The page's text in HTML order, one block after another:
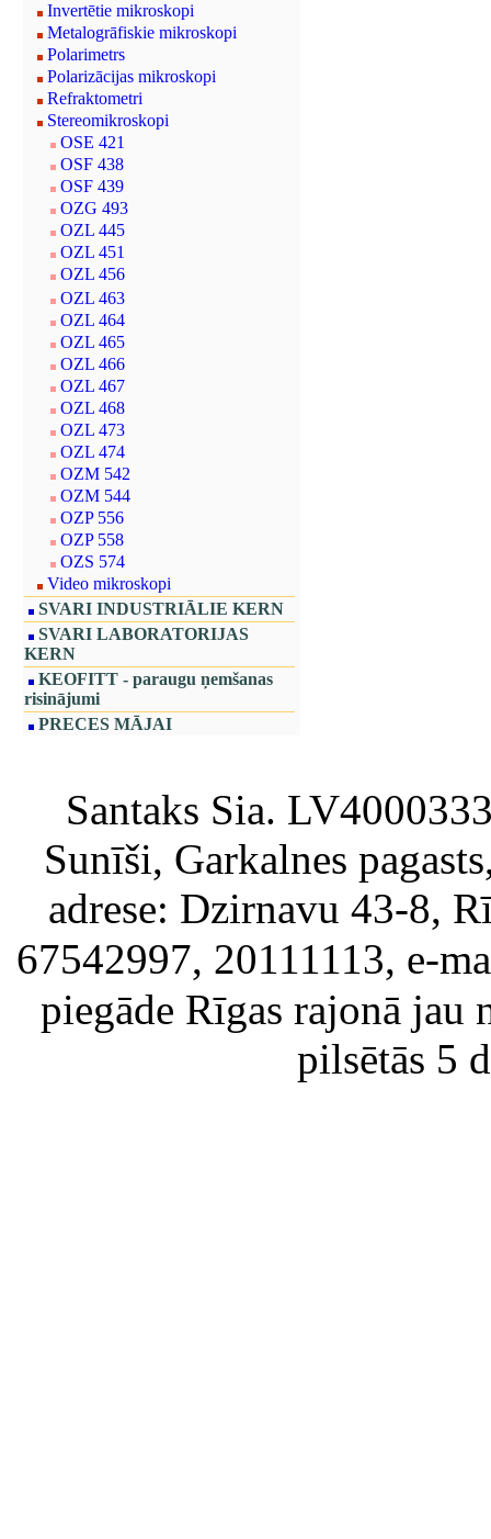
Invertētie mikroskopi
Metalogrāfiskie mikroskopi
Polarimetrs
Polarizācijas mikroskopi
Refraktometri
Stereomikroskopi
OSE 421
OSF 438
OSF 439
OZG 493
OZL 445
OZL 451
OZL 456
OZL 463
OZL 464
OZL 465
OZL 466
OZL 467
OZL 468
OZL 473
OZL 474
OZM 542
OZM 544
OZP 556
OZP 558
OZS 574
Video mikroskopi
SVARI INDUSTRIĀLIE KERN
SVARI LABORATORIJAS
KERN
KEOFITT - paraugu ņemšanas
risinājumi
PRECES MĀJAI
Santaks Sia.
Sunīši, Garkalnes
adrese: Dzirnavu 43-8,
67542997, 20111113, e-
piegāde Rīgas rajonā jau
pilsētās 5